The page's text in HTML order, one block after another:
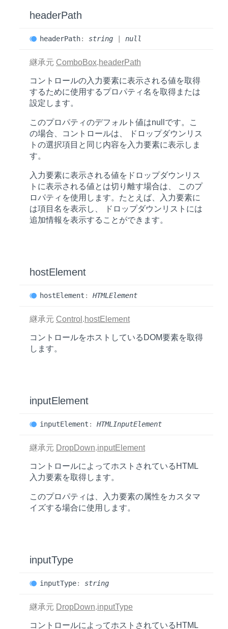
headerPath
headerPath: string null
継承元 ComboBox.headerPath
コントロールの入力要素に表示される値を取得
するために使用するプロパティ名を取得または
設定します。
このプロパティのデフォルト値はnull です。こ
の場合、コントロールは、 ドロップダウンリス
トの選択項目と同じ内容を入力要素に表示しま
す。
入力要素に表示される値をドロップダウンリス
トに表示される値とは切り離す場合は、 このプ
ロパティを使用します。たとえば、入力要素に
は項目名を表示し、 ドロップダウンリストには
追加情報を表示することができます。
hostElement
hostElement : HTMLElement
継承元 Control .hostElement
コントロールをホストしているDOM要素を取得
します。
inputElement
inputElement : HTMLInputElement
継承元 DropDown.inputElement
コントロールによってホストされているHTML
入力要素を取得します。
このプロパティは、入力要素の属性をカスタマ
イズする場合に使用します。
inputType
inputType: string
継承元 DropDown.inputType
コントロールによってホストされているHTML